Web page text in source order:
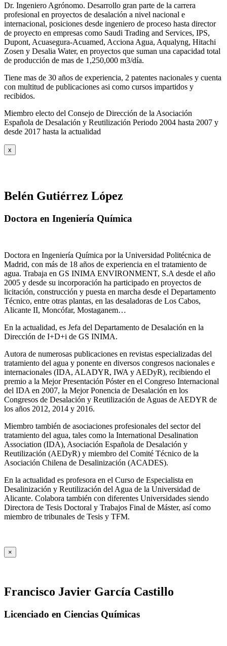
Dr. Ingeniero Agrónomo. Desarrollo gran parte de la carrera
profesional en proyectos de desalación a nivel nacional e
internacional, posiciones desde ingeniero de proceso hasta director
de proyecto en empresas como Saudi Trading and Services, IPS,
Dupont, Acuasegura-Acuamed, Acciona Agua, Aqualyng, Hitachi
Zosen y Desalia Water, en proyectos que suman una capacidad total
de producción de mas de 1,250,000 m3/día.
Tiene mas de 30 años de experiencia, 2 patentes nacionales y cuenta
con multitud de publicaciones asi como cursos impartidos y
recibidos.
Miembro electo del Consejo de Dirección de la Asociación
Española de Desalación y Reutilización Periodo 2004 hasta 2007 y
desde 2017 hasta la actualidad
x
Belén Gutiérrez López
Doctora en Ingeniería Química
Doctora en Ingeniería Química por la Universidad Politécnica de
Madrid, con más de 18 años de experiencia en el tratamiento de
agua. Trabaja en GS INIMA ENVIRONMENT, S.A desde el año
2005 y desde su incorporación ha participado en proyectos de
licitación, construcción y puesta en marcha desde el Departamento
Técnico, entre otras plantas, en las desaladoras de Los Cabos,
Alicante II, Moncófar, Mostaganem…
En la actualidad, es Jefa del Departamento de Desalación en la
Dirección de I+D+i de GS INIMA.
Autora de numerosas publicaciones en revistas especializadas del
tratamiento del agua y ponente en diversos congresos nacionales e
internacionales (IDA, ALADYR, IWA y AEDyR), recibiendo el
premio a la Mejor Presentación Póster en el Congreso Internacional
del IDA en 2007, la Mejor Ponencia de Desalación en los
Congresos de Desalación y Reutilización de Aguas de AEDYR de
los años 2012, 2014 y 2016.
Miembro también de asociaciones profesionales del sector del
tratamiento del agua, tales como la International Desalination
Association (IDA), Asociación Española de Desalación y
Reutilización (AEDyR) y miembro del Comité Técnico de la
Asociación Chilena de Desalinización (ACADES).
En la actualidad es profesora en el Curso de Especialista en
Desalinización y Reutilización del Agua de la Universidad de
Alicante. Colabora también con diferentes Universidades siendo
Directora de Tesis Doctoral y Trabajos Final de Máster, así como
miembro de tribunales de Tesis y TFM.
×
Francisco Javier García Castillo
Licenciado en Ciencias Químicas